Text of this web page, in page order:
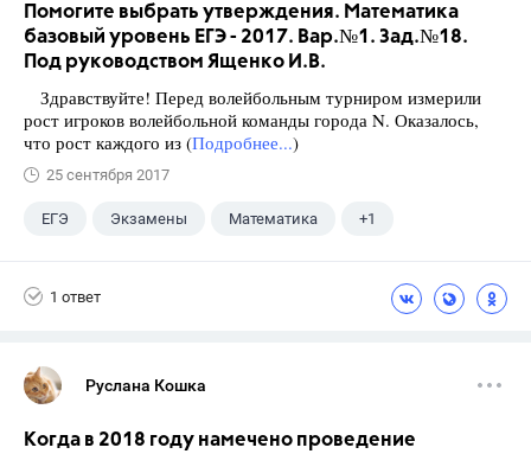
Помогите выбрать утверждения. Математика
базовый уровень ЕГЭ - 2017. Вар.№1. Зад.№18.
Под руководством Ященко И.В.
Здравствуйте! Перед волейбольным турниром измерили
рост игроков волейбольной команды города N. Оказалось,
что рост каждого из (Подробнее...)
25 сентября 2017
ЕГЭ Экзамены Математика +1
1 ответ
Руслана Кошка
Когда в 2018 году намечено проведение